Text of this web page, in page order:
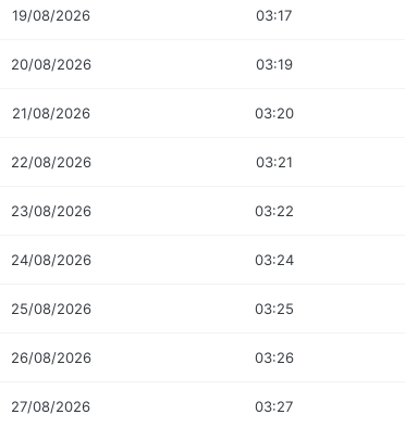
19/08/2026 03:17
20/08/2026 03:19
21/08/2026 03:20
22/08/2026 03:21
23/08/2026 03:22
24/08/2026 03:24
25/08/2026 03:25
26/08/2026 03:26
27/08/2026 03:27